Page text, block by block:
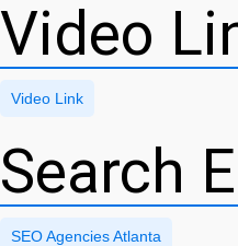
Video
Video Link
Search
SEO Agencies Atlanta